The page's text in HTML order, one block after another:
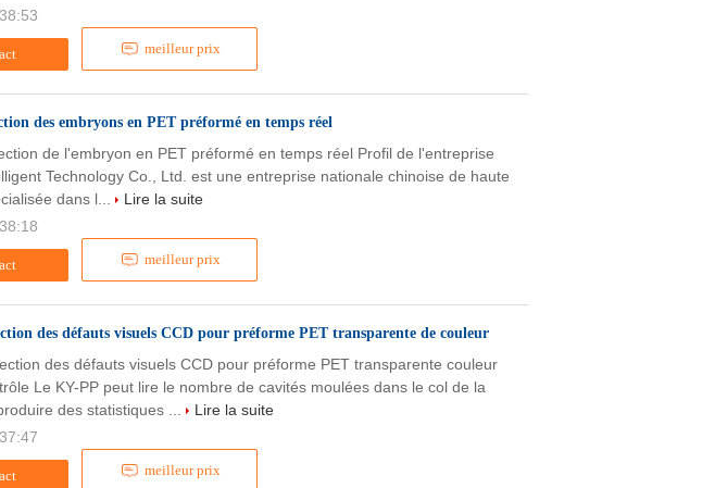
meilleur prix
des embryons en PET préformé en temps réel
meilleur prix
de l'embryon en PET préformé en temps réel Profil de l'entreprise
Technology Co., Ltd. est une entreprise nationale chinoise de haute
dans l...
Lire la suite
des défauts visuels CCD pour préforme PET transparente de couleur
meilleur prix
des défauts visuels CCD pour préforme PET transparente couleur
Le KY-PP peut lire le nombre de cavités moulées dans le col de la
des statistiques ...
Lire la suite